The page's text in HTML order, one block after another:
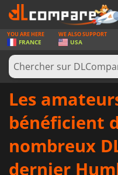
JEUX
CARTES PRÉPAYÉES
LOGICIELS
YOU ARE HERE
FRANCE
WE ALSO SUPPORT
USA
Les
bénéficient
nombreux
dernier